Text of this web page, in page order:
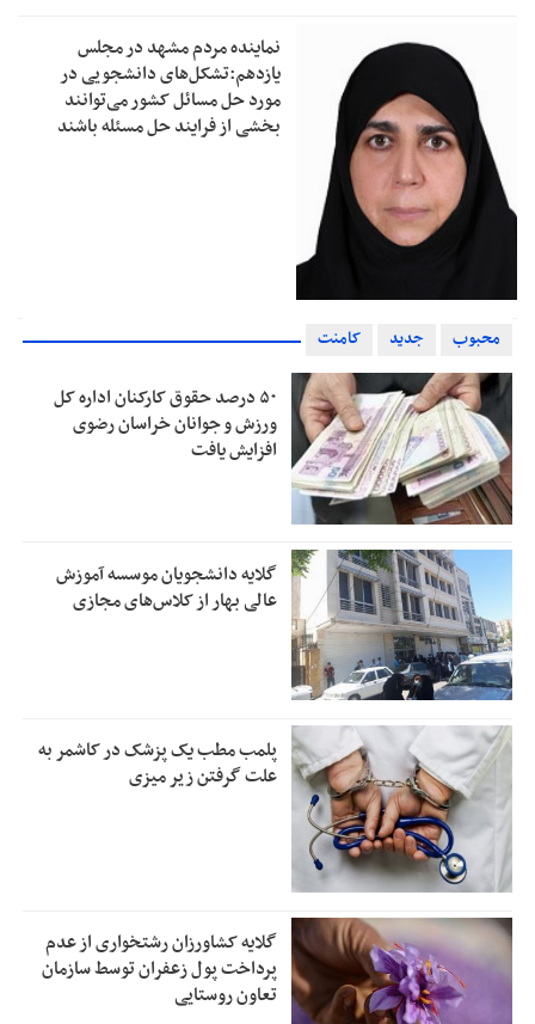
نماینده مردم مشهد در مجلس
یازدهم:تشکل‌های دانشجویی در
مورد حل مسائل کشور می‌توانند
بخشی از فرایند حل مسئله باشند
محبوب جدید کامنت
۵۰ درصد حقوق کارکنان اداره کل
ورزش و جوانان خراسان رضوی
افزایش یافت
گلایه دانشجویان موسسه آموزش
عالی بهار از کلاس‌های مجازی
پلمب مطب یک پزشک در کاشمر به
علت گرفتن زیر میزی
گلایه کشاورزان رشتخواری از عدم
پرداخت پول زعفران توسط سازمان
تعاون روستایی